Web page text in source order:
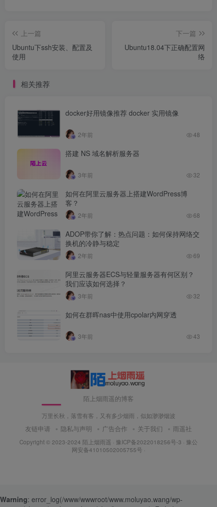
上一篇
Ubuntu下ssh安装、配置及
使用
下一篇
Ubuntu18.04下正确配置网
络
相关推荐
docker好用镜像推荐 docker 实用镜像
2年前 48
搭建 NS 域名解析服务器
3年前 32
如何在阿里云服务器上搭建WordPress博
客？
2年前 68
ADOP带你了解：热点问题：如何保持网络交
换机的冷静与稳定
2年前 69
阿里云服务器ECS与轻量服务器有何区别？
我们应该如何选择？
3年前 32
如何在群晖nas中使用cpolar内网穿透
3年前 43
陌上烟雨遥的博客
万里长秋，落雪有客，又有多少烟雨，似如渺渺烟波
友链申请 隐私与声明 广告合作 关于我们 雨遥社
Copyright © 2023-2024 陌上烟雨遥 · 豫ICP备2022018256号-3 · 豫公
网安备41010502005755号 ·
Warning: error_log(/www/wwwroot/www.moluyao.wang/wp-